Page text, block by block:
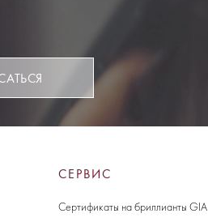
СЕРВИС
Сертификаты на бриллианты GIA